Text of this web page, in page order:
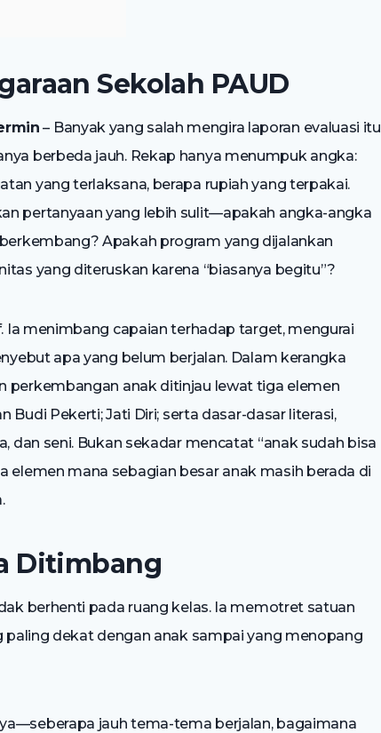
Sekolah PAUD
– Banyak yang salah mengira laporan evaluasi itu
berbeda jauh. Rekap hanya menumpuk angka:
yang terlaksana, berapa rupiah yang terpakai.
pertanyaan yang lebih sulit—apakah angka-angka
Apakah program yang dijalankan
yang diteruskan karena “biasanya begitu”?
menimbang capaian terhadap target, mengurai
apa yang belum berjalan. Dalam kerangka
perkembangan anak ditinjau lewat tiga elemen
Budi Pekerti; Jati Diri; serta dasar-dasar literasi,
dan seni. Bukan sekadar mencatat “anak sudah bisa
elemen mana sebagian besar anak masih berada di
Ditimbang
berhenti pada ruang kelas. Ia memotret satuan
paling dekat dengan anak sampai yang menopang
jauh tema-tema berjalan, bagaimana